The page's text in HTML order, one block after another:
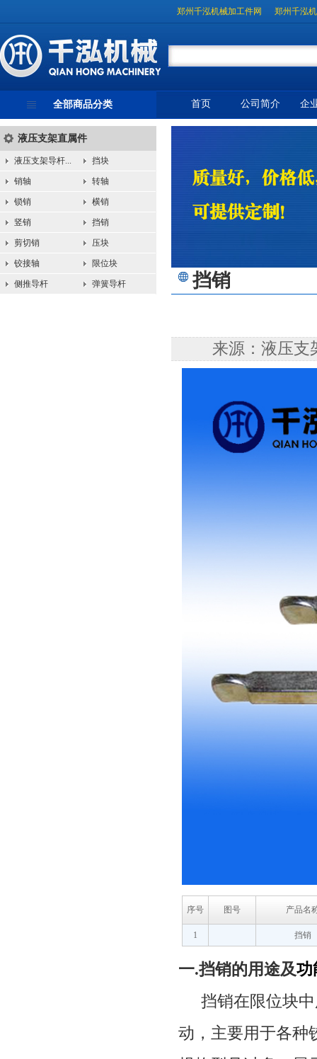
郑州千泓机械加工件网 郑州千泓
全部商品分类
液压支架直属件
液压支架导杆... 挡块
销轴 转轴
锁销 横销
竖销 挡销
剪切销 压块
铰接轴 限位块
侧推导杆 弹簧导杆
首页 公司简介 企
挡销
来源：液压支
序号 图号 产品名
1 挡销
一.挡销的用途及功
挡销在限位块
动，主要用于各种